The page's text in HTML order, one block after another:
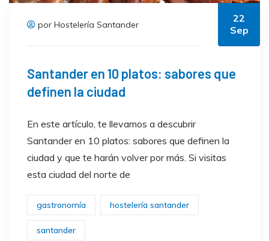
por Hostelería Santander
22
Sep
Santander en 10 platos: sabores que
definen la ciudad
En este artículo, te llevamos a descubrir
Santander en 10 platos: sabores que definen la
ciudad y que te harán volver por más. Si visitas
esta ciudad del norte de
gastronomía hostelería santander
santander